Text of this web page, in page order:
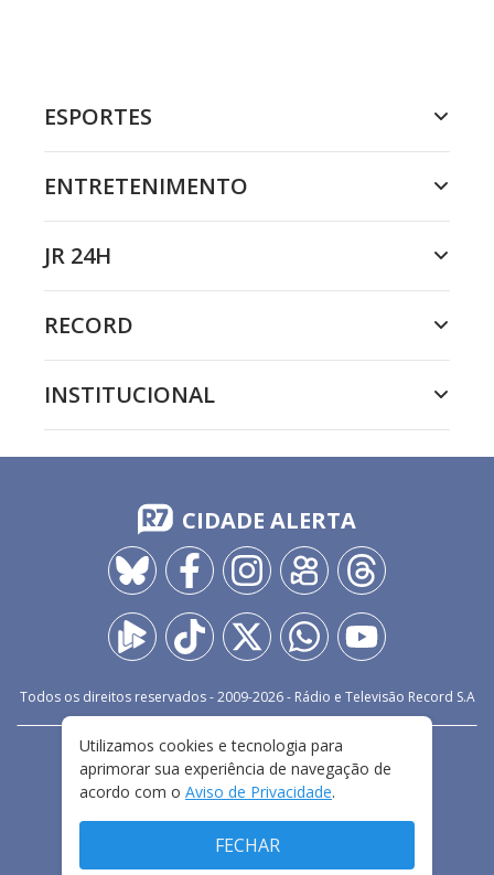
ESPORTES
ENTRETENIMENTO
JR 24H
RECORD
INSTITUCIONAL
CIDADE ALERTA
Todos os direitos reservados - 2009-2026- Rádio e Televisão Record S.A
FALE CONOSCO
PRIVACIDADE
TERMOS E CONDIÇÕES DE USO
Utilizamos cookies e tecnologia para
aprimorar sua experiência de navegação de
acordo com o Aviso de Privacidade.
FECHAR